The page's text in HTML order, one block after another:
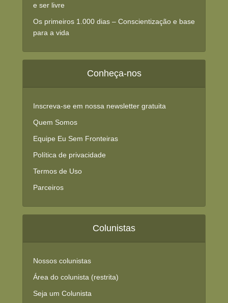
e ser livre
Os primeiros 1.000 dias – Conscientização e base
para a vida
Conheça-nos
Inscreva-se em nossa newsletter gratuita
Quem Somos
Equipe Eu Sem Fronteiras
Política de privacidade
Termos de Uso
Parceiros
Colunistas
Nossos colunistas
Área do colunista (restrita)
Seja um Colunista